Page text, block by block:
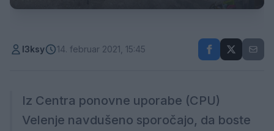
l3ksy 14. februar 2021, 15:45
Iz Centra ponovne uporabe (CPU)
Velenje navdušeno sporočajo, da boste